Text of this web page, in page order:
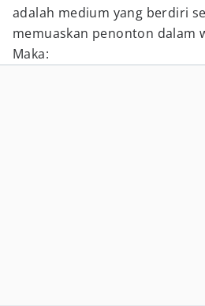
adalah medium yang berdiri
memuaskan penonton dalam
Maka: